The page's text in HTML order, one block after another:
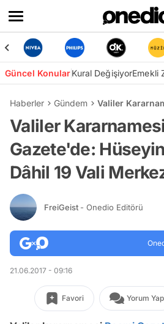
Güncel KonularKural DeğişiyorEmekli
Haberler Gündem Valiler
Valiler
Gazete'de:
Dâhil 19 Vali
FreiGeist - Onedio Editörü
21.06.2017 - 09:16
Favori Yorum Yap